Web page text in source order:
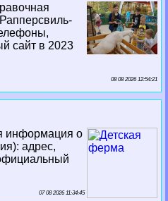
сайт в 2023
08 08 2026 12:54:21
информация о
адрес,
07 08 2026 11:34:45